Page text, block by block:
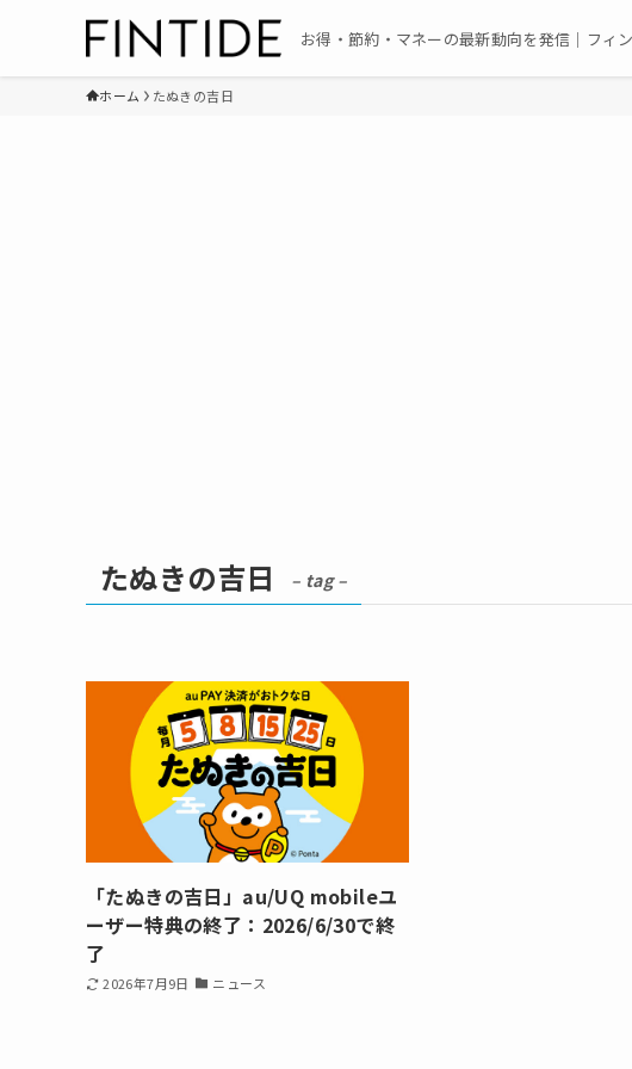
お得・節約・マネーの最新動向を発信｜フィ
ホーム たぬきの吉日
たぬきの吉日 – tag –
「たぬきの吉日」au/UQ mobileユ
ーザー特典の終了：2026/6/30で終
了
2026年7月9日 ニュース